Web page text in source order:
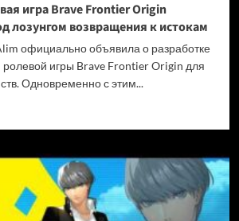
игра Brave Frontier Origin
лозунгом возвращения к истокам
официально объявила о разработке
игры Brave Frontier Origin для
Одновременно с этим...